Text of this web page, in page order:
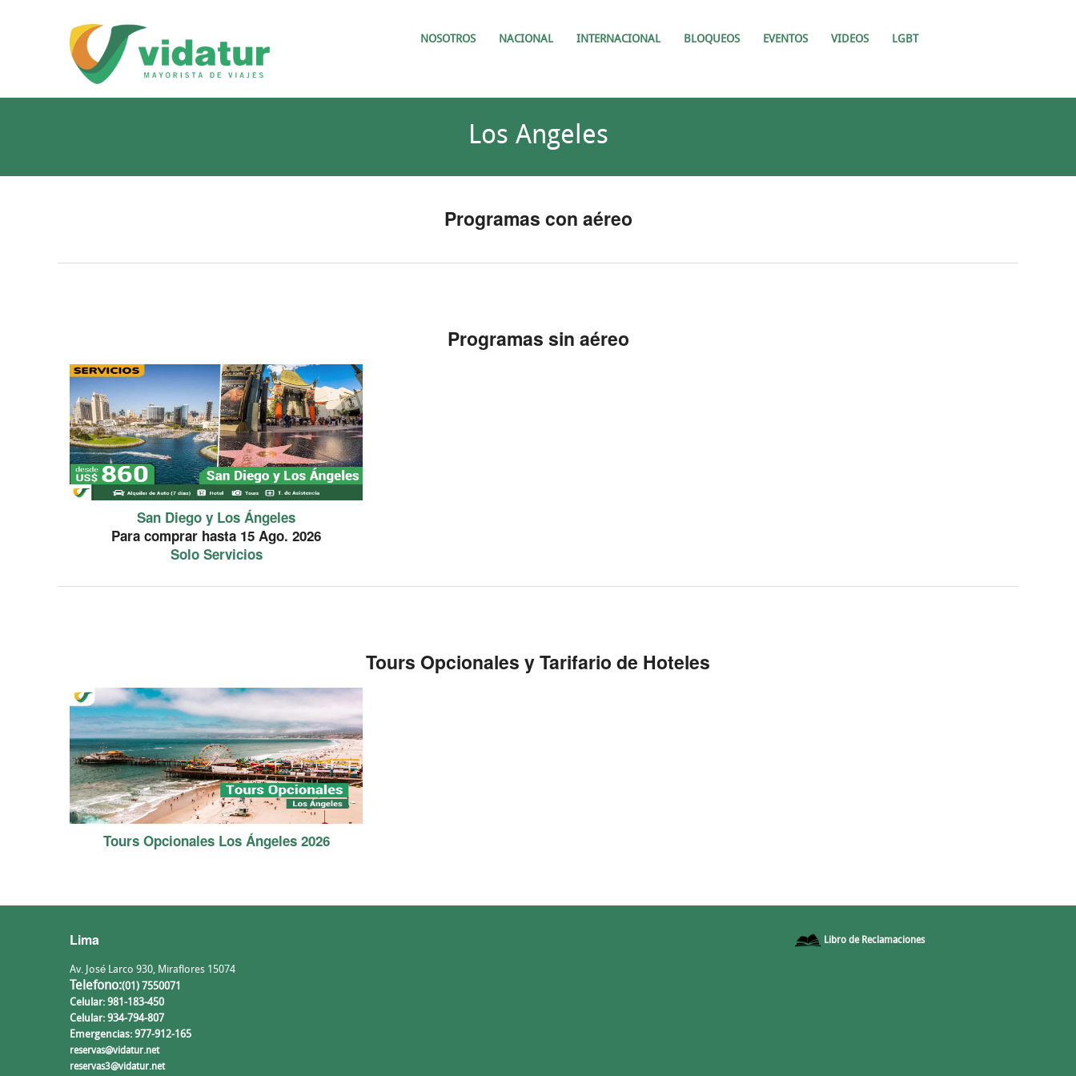
NOSOTROS NACIONAL INTERNACIONAL BLOQUEOS EVENTOS VIDEOS LGBT
Los Angeles
Programas con aéreo
Programas sin aéreo
San Diego y Los Ángeles
Para comprar hasta 15 Ago. 2026
Solo Servicios
Tours Opcionales y Tarifario de Hoteles
Tours Opcionales Los Ángeles 2026
Lima
Av. José Larco 930, Miraflores 15074
Telefono:(01) 7550071
Celular: 981-183-450
Celular: 934-794-807
Emergencias: 977-912-165
reservas@vidatur.net
reservas3@vidatur.net
Libro de Reclamaciones